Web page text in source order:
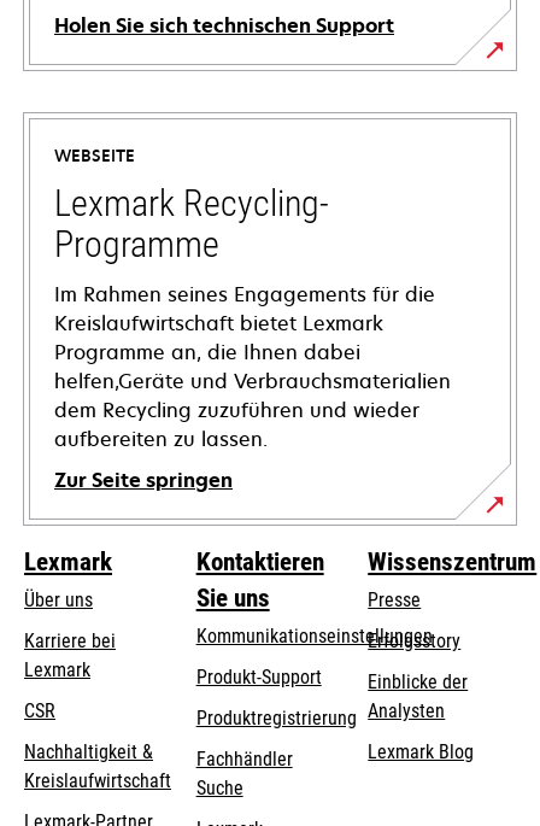
Holen Sie sich technischen Support
wird
in
neuen
Registerkarte
geöffnet
WEBSEITE
Lexmark Recycling-
Programme
Im Rahmen seines Engagements für die
Kreislaufwirtschaft bietet Lexmark
Programme an, die Ihnen dabei
helfen,Geräte und Verbrauchsmaterialien
dem Recycling zuzuführen und wieder
aufbereiten zu lassen.
Zur Seite springen
Lexmark
Über uns
Karriere bei
Lexmark
CSR
Nachhaltigkeit &
Kreislaufwirtschaft
Kontaktieren
Sie uns
Kommunikationseinstellungen
wird
in
einer
neuen
Registerkarte
geöffnet
Produkt-Supportwird
einer
neuen
Produktregistrierung
Fachhändler
Suche
Wissenszentrum
Presse
Erfolgsstory
Einblicke der
Analysten
Lexmark Blog